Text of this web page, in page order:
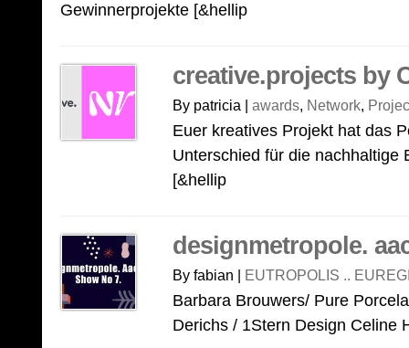
Gewinnerprojekte [&hellip
creative.projects by
By patricia | awards, Network,
Euer kreatives Projekt hat das
Unterschied für die nachhaltige
[&hellip
designmetropole.
By fabian | EUTROPOLIS ..
Barbara Brouwers/ Pure
Derichs / 1Stern Design Celine